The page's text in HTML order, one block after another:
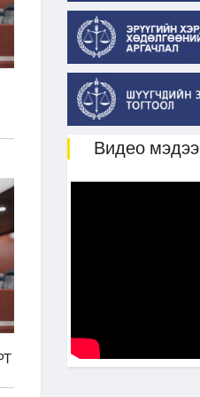
Видео мэдээ